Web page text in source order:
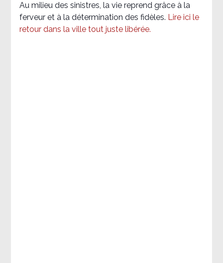
Au milieu des sinistres, la vie reprend grâce à la
ferveur et à la détermination des fidèles. Lire ici le
retour dans la ville tout juste libérée.